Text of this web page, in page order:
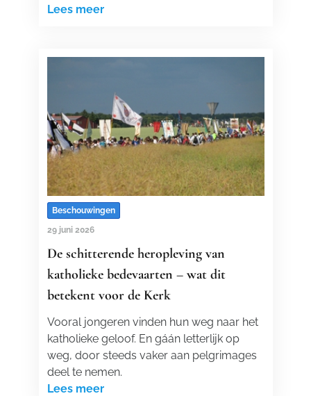
Lees meer
Beschouwingen
29 juni 2026
De schitterende heropleving van
katholieke bedevaarten – wat dit
betekent voor de Kerk
Vooral jongeren vinden hun weg naar het
katholieke geloof. En gáán letterlijk op
weg, door steeds vaker aan pelgrimages
deel te nemen.
Lees meer